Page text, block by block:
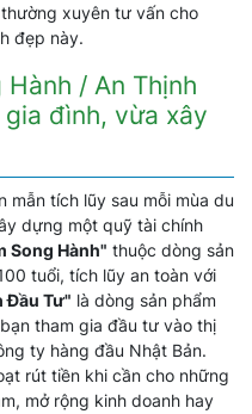
xuyên tư vấn cho
đẹp này.
Hành / An Thịnh
đình, vừa xây
mẫn tích lũy sau mỗi mùa du
dựng một quỹ tài chính
Song Hành" thuộc dòng sản
tuổi, tích lũy an toàn với
Đầu Tư" là dòng sản phẩm
tham gia đầu tư vào thị
ty hàng đầu Nhật Bản.
rút tiền khi cần cho những
mở rộng kinh doanh hay